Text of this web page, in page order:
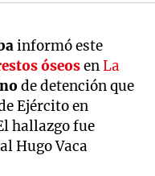
informó este
óseosenLa
de detención que
Ejército en
hallazgo fue
Hugo Vaca